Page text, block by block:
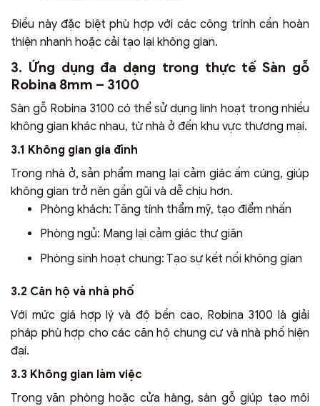
Điều này đặc biệt phù hợp với các công trình cần hoàn
thiện nhanh hoặc cải tạo lại không gian.
3. Ứng dụng đa dạng trong thực tế Sàn gỗ
Robina 8mm – 3100
Sàn gỗ Robina 3100 có thể sử dụng linh hoạt trong nhiều
không gian khác nhau, từ nhà ở đến khu vực thương mại.
3.1 Không gian gia đình
Trong nhà ở, sản phẩm mang lại cảm giác ấm cúng, giúp
không gian trở nên gần gũi và dễ chịu hơn.
Phòng khách: Tăng tính thẩm mỹ, tạo điểm nhấn
Phòng ngủ: Mang lại cảm giác thư giãn
Phòng sinh hoạt chung: Tạo sự kết nối không gian
3.2 Căn hộ và nhà phố
Với mức giá hợp lý và độ bền cao, Robina 3100 là giải
pháp phù hợp cho các căn hộ chung cư và nhà phố hiện
đại.
3.3 Không gian làm việc
Trong văn phòng hoặc cửa hàng, sàn gỗ giúp tạo môi